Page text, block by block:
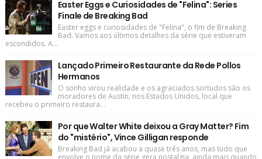
Easter Eggs e Curiosidades de "Felina": Series
Finale de Breaking Bad
Easter eggs e curiosidades de "Felina", o fim de Breaking
Bad. Vamos aos últimos detalhes da série que estiveram
escondidos. A...
Lançado Primeiro Restaurante da Rede Pollos
Hermanos
O sonho virou realidade e os agraciados sortudos são os
moradores de Austin, nos Estados Unidos, local que
recebeu o primeiro restaura...
Por que Walter White deixou a Gray Matter? Fim
do "mistério", Vince Gilligan responde
Breaking Bad já acabou a quase três anos, mas tudo que
envolve o nome da série gera nostalgia, ainda mais quando